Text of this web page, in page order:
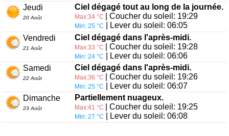
Jeudi
20 Août
Ciel dégagé tout au long de la journée.
Max:34 °C | Coucher du soleil: 19:29
Min: 25 °C
| Lever du soleil: 06:05
Vendredi
21 Août
Ciel dégagé dans l'après-midi.
Max:33 °C | Coucher du soleil: 19:28
Min: 24 °C
| Lever du soleil: 06:06
Samedi
22 Août
Ciel dégagé dans l'après-midi.
Max:36 °C | Coucher du soleil: 19:26
Min: 25 °C
| Lever du soleil: 06:07
Dimanche
23 Août
Partiellement nuageux.
Max:41 °C | Coucher du soleil: 19:25
Min: 27 °C | Lever du soleil: 06:08